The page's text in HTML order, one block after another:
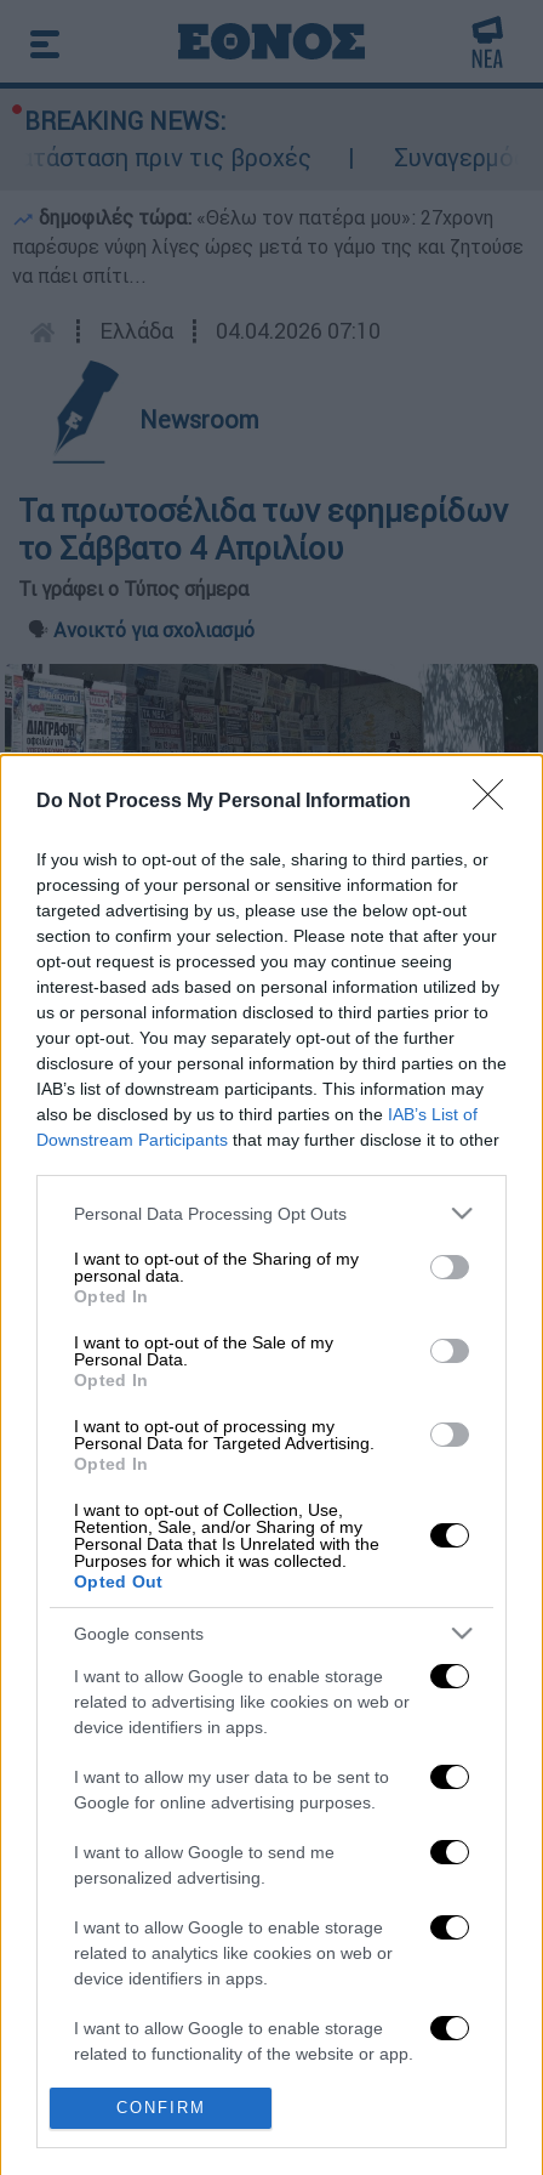
Do Not Process My Personal Information
If you wish to opt-out of the sale, sharing to third parties, or
processing of your personal or sensitive information for
targeted advertising by us, please use the below opt-out
section to confirm your selection. Please note that after your
opt-out request is processed you may continue seeing
interest-based ads based on personal information utilized by
us or personal information disclosed to third parties prior to
your opt-out. You may separately opt-out of the further
disclosure of your personal information by third parties on the
IAB’s list of downstream participants. This information may
also be disclosed by us to third parties on the IAB’s List of
Downstream Participants that may further disclose it to other
Please note that this website/app uses one or more Google
not limited to your visit or usage behaviour. You may click to
grant or deny consent to Google and its third-party tags to
use your data for below specified purposes in below Google
consent section.
Personal Data Processing Opt Outs
I want to opt-out of the Sharing of my
personal data.
Opted In
I want to opt-out of the Sale of my
Personal Data.
Opted In
I want to opt-out of processing my
Personal Data for Targeted Advertising.
Opted In
I want to opt-out of Collection, Use,
Retention, Sale, and/or Sharing of my
Personal Data that Is Unrelated with the
Purposes for which it was collected.
Opted Out
Google consents
I want to allow Google to enable storage
related to advertising like cookies on web or
device identifiers in apps.
I want to allow my user data to be sent to
Google for online advertising purposes.
I want to allow Google to send me
personalized advertising.
I want to allow Google to enable storage
related to analytics like cookies on web or
device identifiers in apps.
I want to allow Google to enable storage
related to functionality of the website or app.
I want to allow Google to enable storage
related to personalization.
CONFIRM
BREAKING NEWS:
πριν τις βροχές
Συναγερμός
δημοφιλές τώρα: «Θέλω τον πατέρα μου»: 27χρονη
παρέσυρε νύφη λίγες ώρες μετά το γάμο της και ζητούσε
να πάει σπίτι...
┋ Ελλάδα ┋ 04.04.2026 07:10
Newsroom
Τα πρωτοσέλιδα των εφημερίδων
το Σάββατο 4 Απριλίου
Τι γράφει ο Τύπος σήμερα
🗣️ Ανοικτό για σχολιασμό
Εφημερίδες (Intime)
Προσθέστε το ΕΘΝΟΣ στη Google
Διαβάστε εδώ τα πρωτοσέλιδα
τωνεφημερίδων.
Διαβάστε εδώ τα πρωτοσέλιδα
τωνπολιτικών εφημερίδων
Διαβάστε εδώ τα πρωτοσέλιδα
Τα σχολιά σας δημοσιεύονται άμεσα με δική σας ευθύνη. Το
ΕΘΝΟΣ θα παρεμβαίνει και τα προσβλητικά σχόλια θα
διαγράφονται
καταχώρηση
Διαβάστε ακόμη
Kadebostany στο ethnos.gr: «Κάποτε
πίστευα ότι το να είσαι outsider ήταν
αδυναμία, τώρα το βλέπω ως δύναμη»
«Χωρίς σκηνές και κουβέρτες σε ακραίες
θερμοκρασίες»: Σε δραματικές συνθήκες
χιλιάδες μετανάστες στη Θέουτα
Η ΕΛΑΣ διαψεύδει το περιστατικό με
τουρίστα στην Κρήτη: Σε ενήλικη η
Συναγερμός στον Λυκαβηττό: Σορός σε
προχωρημένη σήψη εντοπίστηκε κοντά